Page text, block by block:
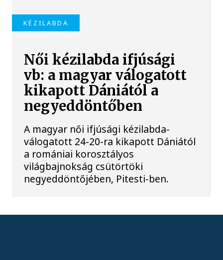
KÉZILABDA
Női kézilabda ifjúsági
vb: a magyar válogatott
kikapott Dániától a
negyeddöntőben
A magyar női ifjúsági kézilabda-
válogatott 24-20-ra kikapott Dániától
a romániai korosztályos
világbajnokság csütörtöki
negyeddöntőjében, Pitesti-ben.